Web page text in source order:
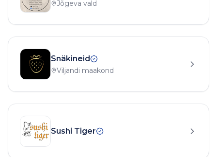
Jõgeva vald
Snäkineid
Viljandi maakond
Sushi Tiger